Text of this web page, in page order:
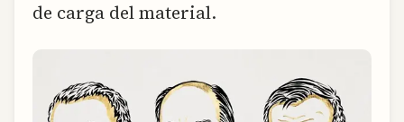
de carga del material.